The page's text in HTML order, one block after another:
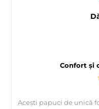
Confort și
Acești papuci de unică